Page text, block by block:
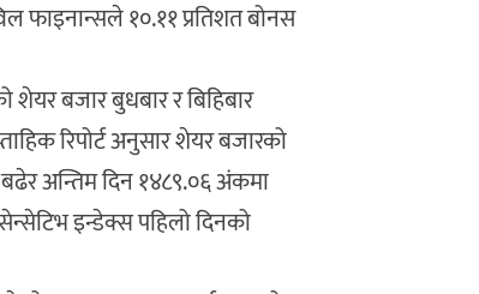
फाइनान्सले १०.११ प्रतिशत बोनस
बजार बुधबार र बिहिबार
रिपोर्ट अनुसार शेयर बजारको
अन्तिम दिन १४८९.०६ अंकमा
इन्डेक्स पहिलो दिनको